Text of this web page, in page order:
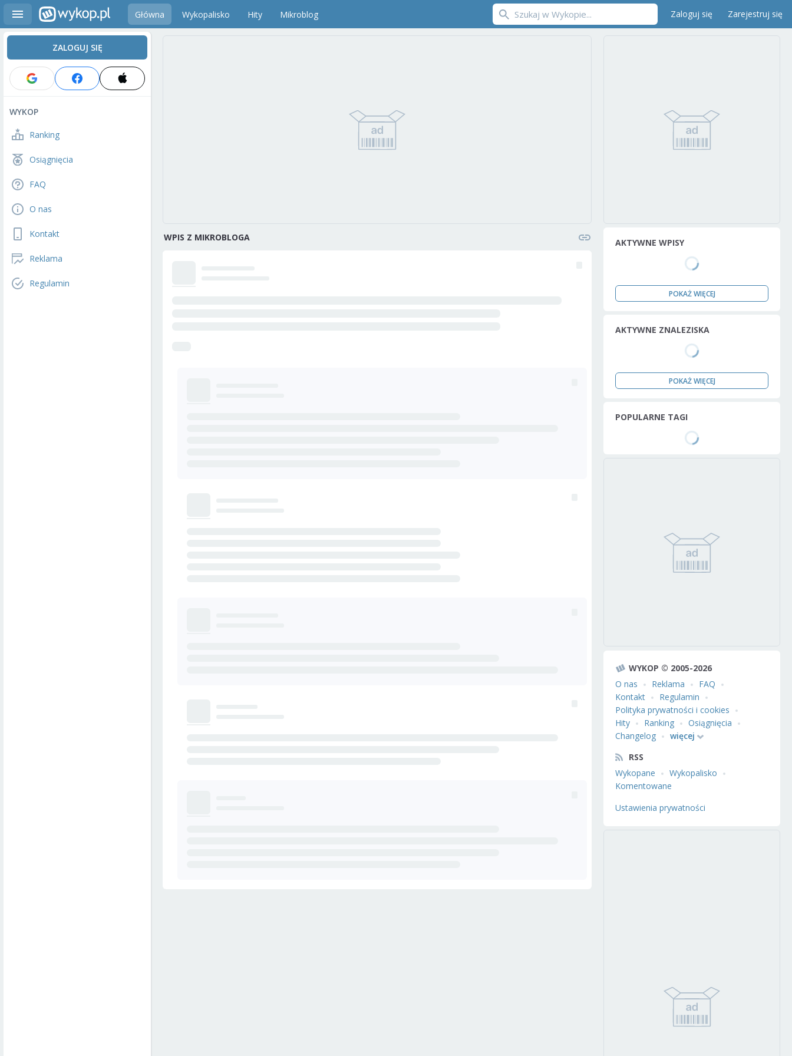
Główna Wykopalisko Hity Mikroblog Zaloguj się Zarejestruj się
ZALOGUJ SIĘ
WYKOP
Ranking
Osiągnięcia
FAQ
O nas
Kontakt
Reklama
Regulamin
WPIS Z MIKROBLOGA AKTYWNE WPISY
POKAŻ WIĘCEJ
AKTYWNE ZNALEZISKA
POKAŻ WIĘCEJ
POPULARNE TAGI
WYKOP © 2005-2026
O nas
Reklama
FAQ
Kontakt
Regulamin
Polityka prywatności i cookies
Hity
Ranking
Osiągnięcia
Changelog
więcej
RSS
Wykopane
Wykopalisko
Komentowane
Ustawienia prywatności